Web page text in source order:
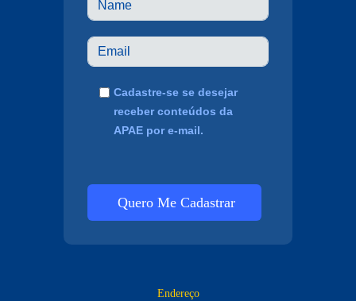
Cadastre-se se desejar
receber conteúdos da
APAE por e-mail.
Quero Me Cadastrar
Endereço